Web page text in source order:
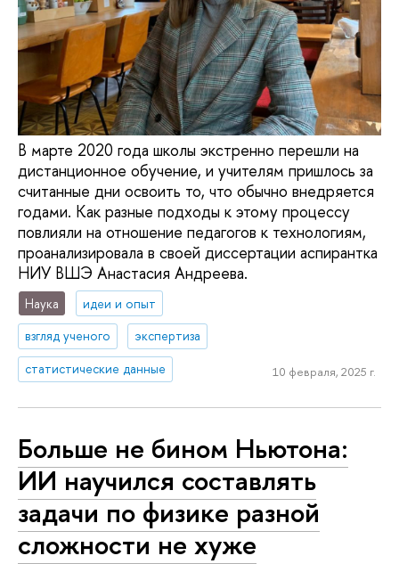
В марте 2020 года школы экстренно перешли на
дистанционное обучение, и учителям пришлось за
считанные дни освоить то, что обычно внедряется
годами. Как разные подходы к этому процессу
повлияли на отношение педагогов к технологиям,
проанализировала в своей диссертации аспирантка
НИУ ВШЭ Анастасия Андреева.
Наука
идеи и опыт
взгляд ученого
экспертиза
статистические данные
10 февраля, 2025 г.
Больше не бином Ньютона:
ИИ научился составлять
задачи по физике разной
сложности не хуже